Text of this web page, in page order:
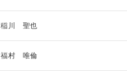
稲川 聖也
福村 唯倫